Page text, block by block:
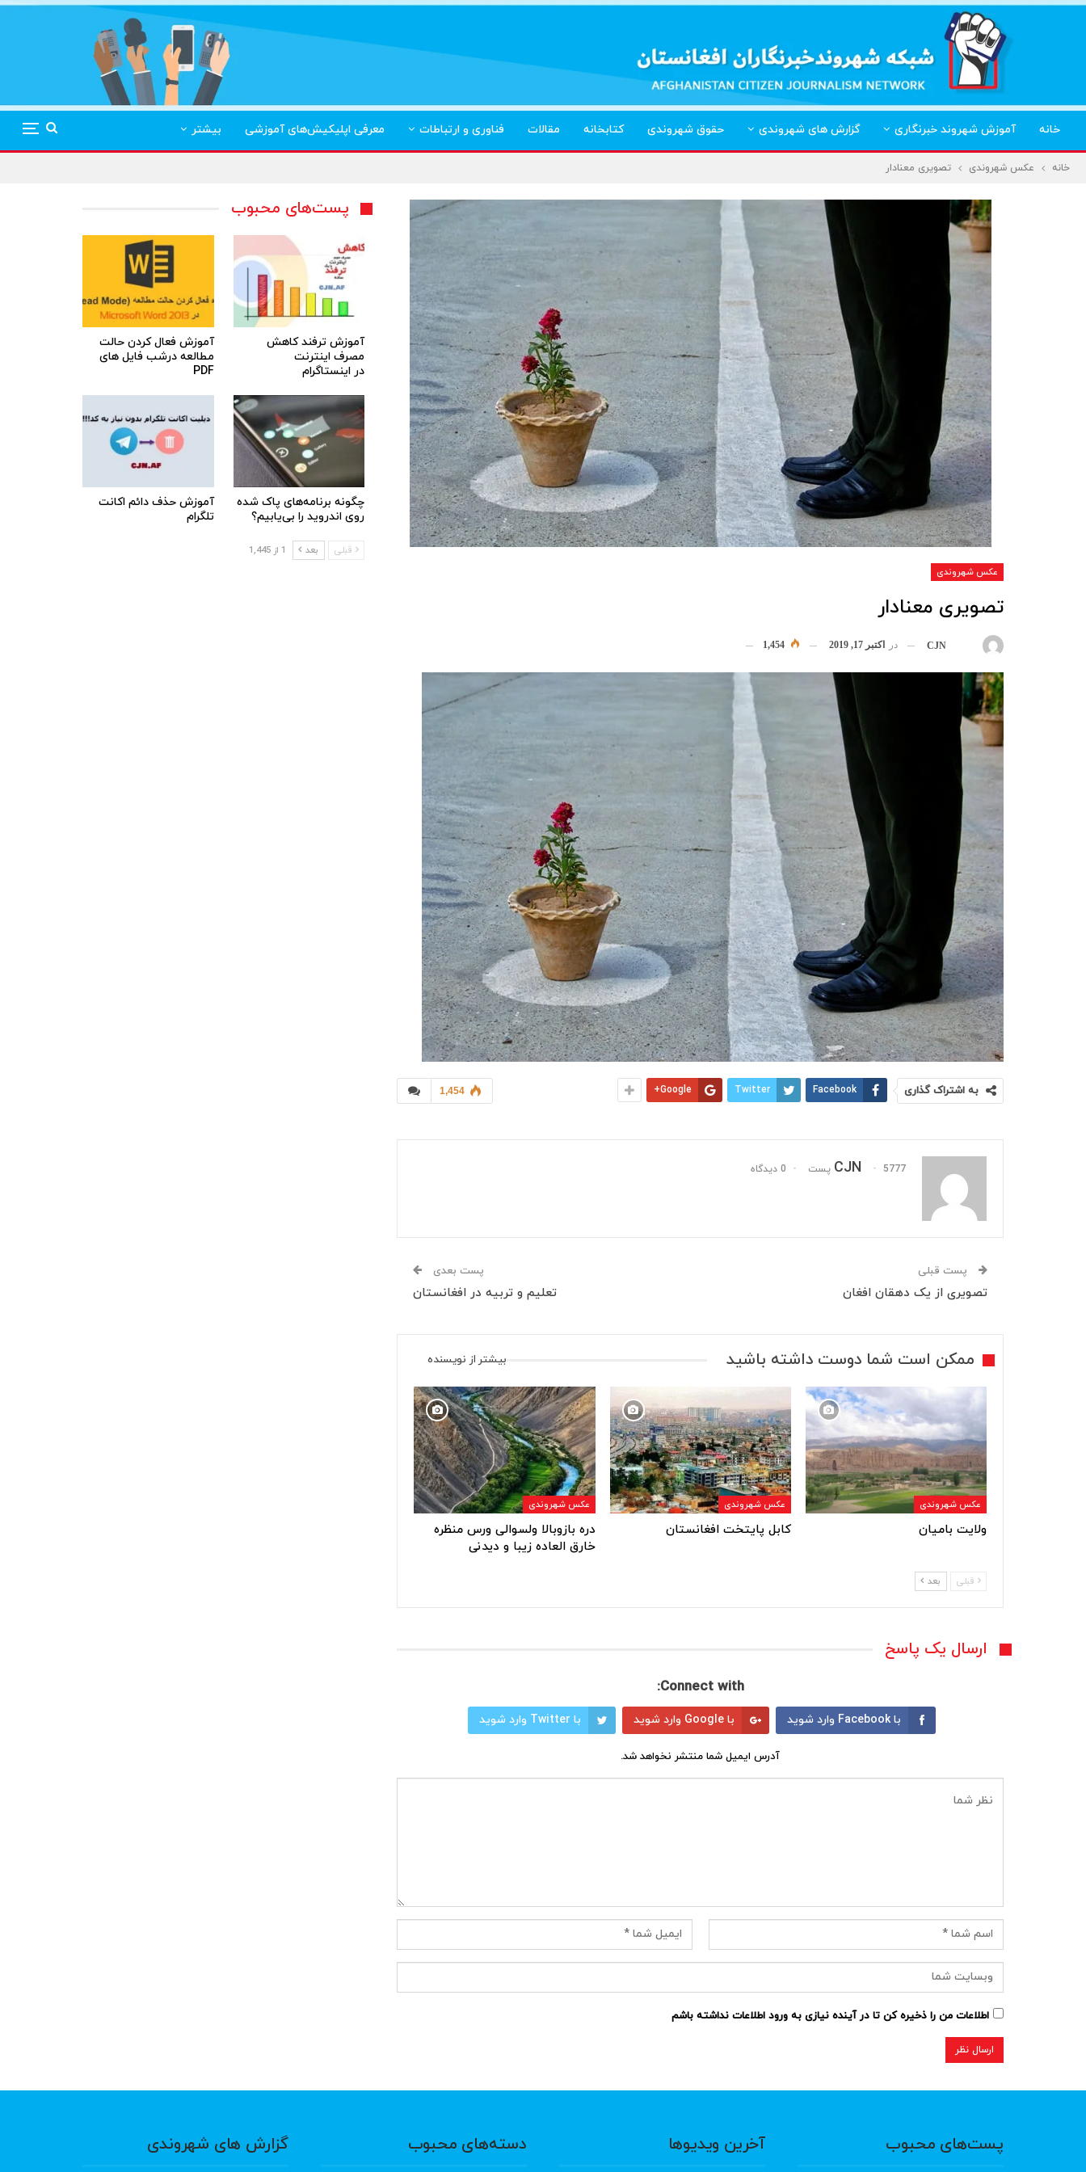
خانه آموزش شهروند خبرنگاری گزارش های شهروندی حقوق شهروندی کتابخانه مقالات فناوری و ارتباطات معرفی اپلیکیش‌های آموزشی بیشتر
خانه عکس شهروندی تصویری معنادار
عکس شهروندی
تصویری معنادار
CJN در اکتبر 17, 2019 1,454
1,454 به اشتراک گذاری Facebook
Twitter
Google+
CJN 5777 پست 0 دیدگاه
پست قبلی
تصویری از یک دهقان افغان
پست بعدی
تعلیم و تربیه در افغانستان
ممکن است شما دوست داشته باشید بیشتر از نویسنده
عکس شهروندی
ولایت بامیان
عکس شهروندی
کابل پایتخت افغانستان
عکس شهروندی
دره بازوبالا ولسوالی ورس منظره
خارق العاده زیبا و دیدنی
قبلی بعد
ارسال یک پاسخ
Connect with:
با Facebook وارد شوید با Google وارد شوید با Twitter وارد شوید
آدرس ایمیل شما منتشر نخواهد شد.
اطلاعات من را ذخیره کن تا در آینده نیازی به ورود اطلاعات نداشته باشم
پست‌های محبوب
آموزش ترفند کاهش
مصرف اینترنت
در اینستاگرام
آموزش فعال کردن حالت
مطالعه درشب فایل های
PDF
چگونه برنامه‌های پاک شده
روی اندروید را بی‌یابیم؟
آموزش حذف دائم اکانت
تلگرام
قبلی بعد 1 از 1,445
پست‌های محبوب آخرین ویدیوها دسته‌های محبوب گزارش های شهروندی